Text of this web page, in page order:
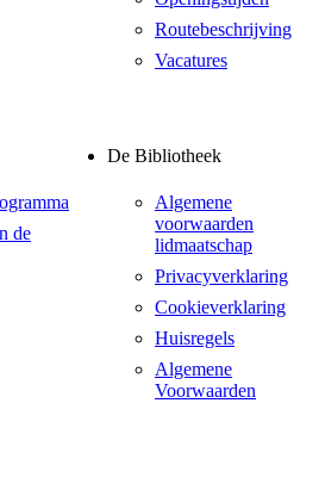
Routebeschrijving
Vacatures
de
De Bibliotheek
Algemene
voorwaarden
lidmaatschap
Privacyverklaring
Cookieverklaring
Huisregels
Algemene
Voorwaarden